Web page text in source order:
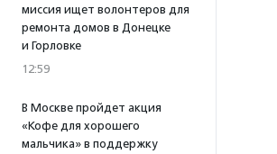
миссия ищет волонтеров для
ремонта домов в Донецке
и Горловке
12:59
В Москве пройдет акция
«Кофе для хорошего
мальчика» в поддержку